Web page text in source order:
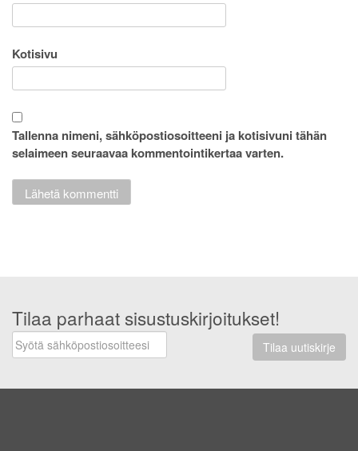
Kotisivu
Tallenna nimeni, sähköpostiosoitteeni ja kotisivuni tähän
selaimeen seuraavaa kommentointikertaa varten.
Tilaa parhaat sisustuskirjoitukset!
Tilaa uutiskirje